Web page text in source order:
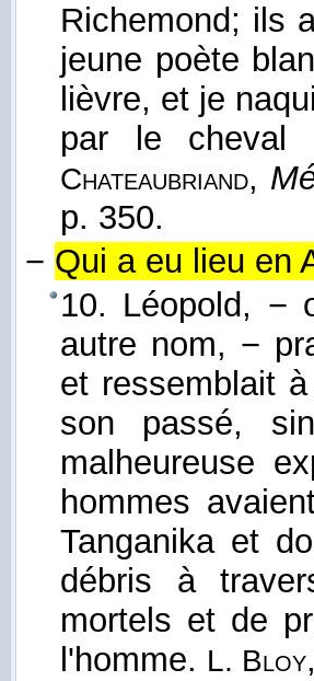
Richemond; ils
jeune poète
lièvre, et je
par le cheval
Chateaubriand,
p. 350.
− Qui a eu lieu en
10. Léopold, −
autre nom, −
et ressemblait
son passé,
malheureuse
hommes
Tanganika et
débris à
mortels et de
l'homme. L. Bloy